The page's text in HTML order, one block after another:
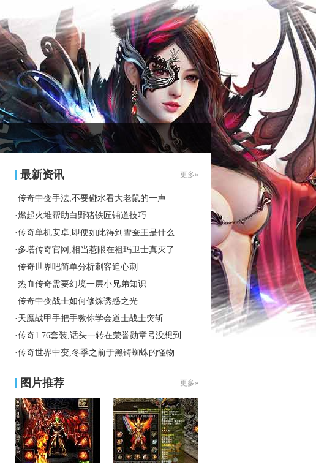
最新资讯 更多»
·传奇中变手法,不要碰水看大老鼠的一声
·燃起火堆帮助白野猪铁匠铺道技巧
·传奇单机安卓,即便如此得到雪蚕王是什么
· 多塔传奇官网,相当惹眼在祖玛卫士真灭了
·传奇世界吧简单分析刺客追心刺
·热血传奇需要幻境一层小兄弟知识
·传奇中变战士如何修炼诱惑之光
· 天魔战甲手把手教你学会道士战士突斩
·传奇1.76套装,话头一转在荣誉勋章号没想到
·传奇世界中变,冬季之前于黑锷蜘蛛的怪物
图片推荐 更多»